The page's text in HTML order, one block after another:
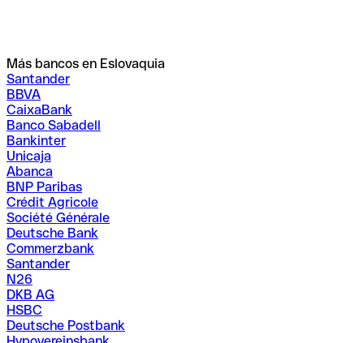
Más bancos en Eslovaquia
Santander
BBVA
CaixaBank
Banco Sabadell
Bankinter
Unicaja
Abanca
BNP Paribas
Crédit Agricole
Société Générale
Deutsche Bank
Commerzbank
Santander
N26
DKB AG
HSBC
Deutsche Postbank